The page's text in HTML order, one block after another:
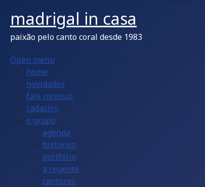
madrigal in casa
paixão pelo canto coral desde 1983
Open menu
home
novidades
fale conosco
cadastro
o grupo
agenda
histórico
portfólio
a regente
cantores